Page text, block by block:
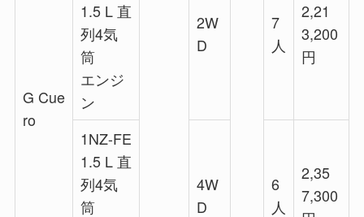
G Cue
ro
1.5 L 直
列4気
筒
エンジ
ン
2W
D
7
人
2,21
3,200
円
1NZ-FE
1.5 L 直
列4気
筒
4W
D
6
人
2,35
7,300